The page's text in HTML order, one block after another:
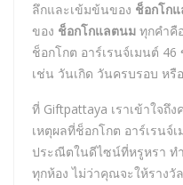
ลึกและเข้มข้นของ ช็อกโก
ของ ช็อกโกแลตนม ทุกคำคื
ช็อกโกต อาร์เรนจ์เมนต์ 46
เช่น วันเกิด วันครบรอบ ห
ที่ Giftpattaya เราเข้าใจถึ
เหตุผลที่ช็อกโกต อาร์เรนจ์
ประณีตในดีไซน์ที่หรูหรา ท
ทุกห้อง ไม่ว่าคุณจะให้รางวั